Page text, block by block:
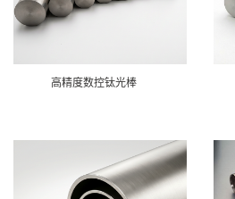
高精度数控钛光棒